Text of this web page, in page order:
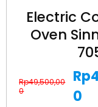
Electric
Oven
Rp
0
Rp49,500,00
0